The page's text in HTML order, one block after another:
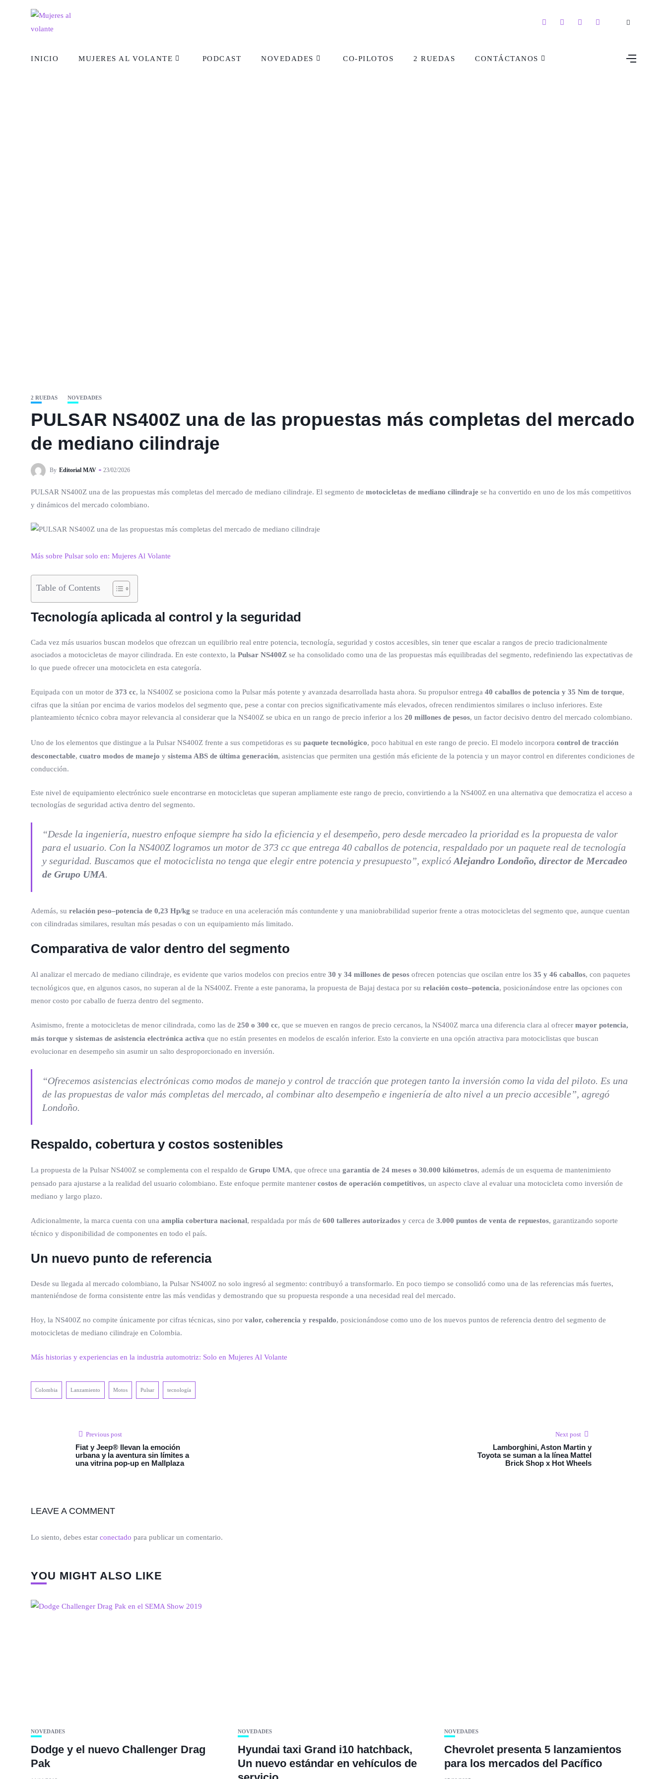
INICIO MUJERES AL VOLANTE PODCAST NOVEDADES CO-PILOTOS 2 RUEDAS CONTÁCTANOS
2 RUEDAS NOVEDADES
PULSAR NS400Z una de las propuestas más completas del mercado
de mediano cilindraje
By Editorial MAV 23/02/2026
PULSAR NS400Z una de las propuestas más completas del mercado de mediano cilindraje. El segmento de motocicletas de mediano cilindraje se ha convertido en uno de los más competitivos
y dinámicos del mercado colombiano.
Más sobre Pulsar solo en: Mujeres Al Volante
Table of Contents
Tecnología aplicada al control y la seguridad
Cada vez más usuarios buscan modelos que ofrezcan un equilibrio real entre potencia, tecnología, seguridad y costos accesibles, sin tener que escalar a rangos de precio tradicionalmente
asociados a motocicletas de mayor cilindrada. En este contexto, la Pulsar NS400Z se ha consolidado como una de las propuestas más equilibradas del segmento, redefiniendo las expectativas de
lo que puede ofrecer una motocicleta en esta categoría.
Equipada con un motor de 373 cc, la NS400Z se posiciona como la Pulsar más potente y avanzada desarrollada hasta ahora. Su propulsor entrega 40 caballos de potencia y 35 Nm de torque,
cifras que la sitúan por encima de varios modelos del segmento que, pese a contar con precios significativamente más elevados, ofrecen rendimientos similares o incluso inferiores. Este
planteamiento técnico cobra mayor relevancia al considerar que la NS400Z se ubica en un rango de precio inferior a los 20 millones de pesos, un factor decisivo dentro del mercado colombiano.
Uno de los elementos que distingue a la Pulsar NS400Z frente a sus competidoras es su paquete tecnológico, poco habitual en este rango de precio. El modelo incorpora control de tracción
desconectable, cuatro modos de manejo y sistema ABS de última generación, asistencias que permiten una gestión más eficiente de la potencia y un mayor control en diferentes condiciones de
conducción.
Este nivel de equipamiento electrónico suele encontrarse en motocicletas que superan ampliamente este rango de precio, convirtiendo a la NS400Z en una alternativa que democratiza el acceso a
tecnologías de seguridad activa dentro del segmento.
“Desde la ingeniería, nuestro enfoque siempre ha sido la eficiencia y el desempeño, pero desde mercadeo la prioridad es la propuesta de valor
para el usuario. Con la NS400Z logramos un motor de 373 cc que entrega 40 caballos de potencia, respaldado por un paquete real de tecnología
y seguridad. Buscamos que el motociclista no tenga que elegir entre potencia y presupuesto”, explicó Alejandro Londoño, director de Mercadeo
de Grupo UMA.
Además, su relación peso–potencia de 0,23 Hp/kg se traduce en una aceleración más contundente y una maniobrabilidad superior frente a otras motocicletas del segmento que, aunque cuentan
con cilindradas similares, resultan más pesadas o con un equipamiento más limitado.
Comparativa de valor dentro del segmento
Al analizar el mercado de mediano cilindraje, es evidente que varios modelos con precios entre 30 y 34 millones de pesos ofrecen potencias que oscilan entre los 35 y 46 caballos, con paquetes
tecnológicos que, en algunos casos, no superan al de la NS400Z. Frente a este panorama, la propuesta de Bajaj destaca por su relación costo–potencia, posicionándose entre las opciones con
menor costo por caballo de fuerza dentro del segmento.
Asimismo, frente a motocicletas de menor cilindrada, como las de 250 o 300 cc, que se mueven en rangos de precio cercanos, la NS400Z marca una diferencia clara al ofrecer mayor potencia,
más torque y sistemas de asistencia electrónica activa que no están presentes en modelos de escalón inferior. Esto la convierte en una opción atractiva para motociclistas que buscan
evolucionar en desempeño sin asumir un salto desproporcionado en inversión.
“Ofrecemos asistencias electrónicas como modos de manejo y control de tracción que protegen tanto la inversión como la vida del piloto. Es una
de las propuestas de valor más completas del mercado, al combinar alto desempeño e ingeniería de alto nivel a un precio accesible”, agregó
Londoño.
Respaldo, cobertura y costos sostenibles
La propuesta de la Pulsar NS400Z se complementa con el respaldo de Grupo UMA, que ofrece una garantía de 24 meses o 30.000 kilómetros, además de un esquema de mantenimiento
pensado para ajustarse a la realidad del usuario colombiano. Este enfoque permite mantener costos de operación competitivos, un aspecto clave al evaluar una motocicleta como inversión de
mediano y largo plazo.
Adicionalmente, la marca cuenta con una amplia cobertura nacional, respaldada por más de 600 talleres autorizados y cerca de 3.000 puntos de venta de repuestos, garantizando soporte
técnico y disponibilidad de componentes en todo el país.
Un nuevo punto de referencia
Desde su llegada al mercado colombiano, la Pulsar NS400Z no solo ingresó al segmento: contribuyó a transformarlo. En poco tiempo se consolidó como una de las referencias más fuertes,
manteniéndose de forma consistente entre las más vendidas y demostrando que su propuesta responde a una necesidad real del mercado.
Hoy, la NS400Z no compite únicamente por cifras técnicas, sino por valor, coherencia y respaldo, posicionándose como uno de los nuevos puntos de referencia dentro del segmento de
motocicletas de mediano cilindraje en Colombia.
Más historias y experiencias en la industria automotriz: Solo en Mujeres Al Volante
Colombia Lanzamiento Motos Pulsar tecnología
Previous post
Fiat y Jeep® llevan la emoción
urbana y la aventura sin límites a
una vitrina pop-up en Mallplaza
Next post
Lamborghini, Aston Martin y
Toyota se suman a la línea Mattel
Brick Shop x Hot Wheels
LEAVE A COMMENT
Lo siento, debes estar conectado para publicar un comentario.
YOU MIGHT ALSO LIKE
NOVEDADES
Dodge y el nuevo Challenger Drag
Pak
NOVEDADES
Hyundai taxi Grand i10 hatchback,
Un nuevo estándar en vehículos de
NOVEDADES
Chevrolet presenta 5 lanzamientos
para los mercados del Pacífico